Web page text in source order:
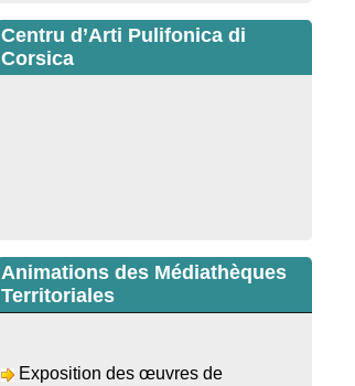
Centru d’Arti Pulifonica di
Corsica
Animations des Médiathèques
Territoriales
Dominique Malberti Morin : "Racines,